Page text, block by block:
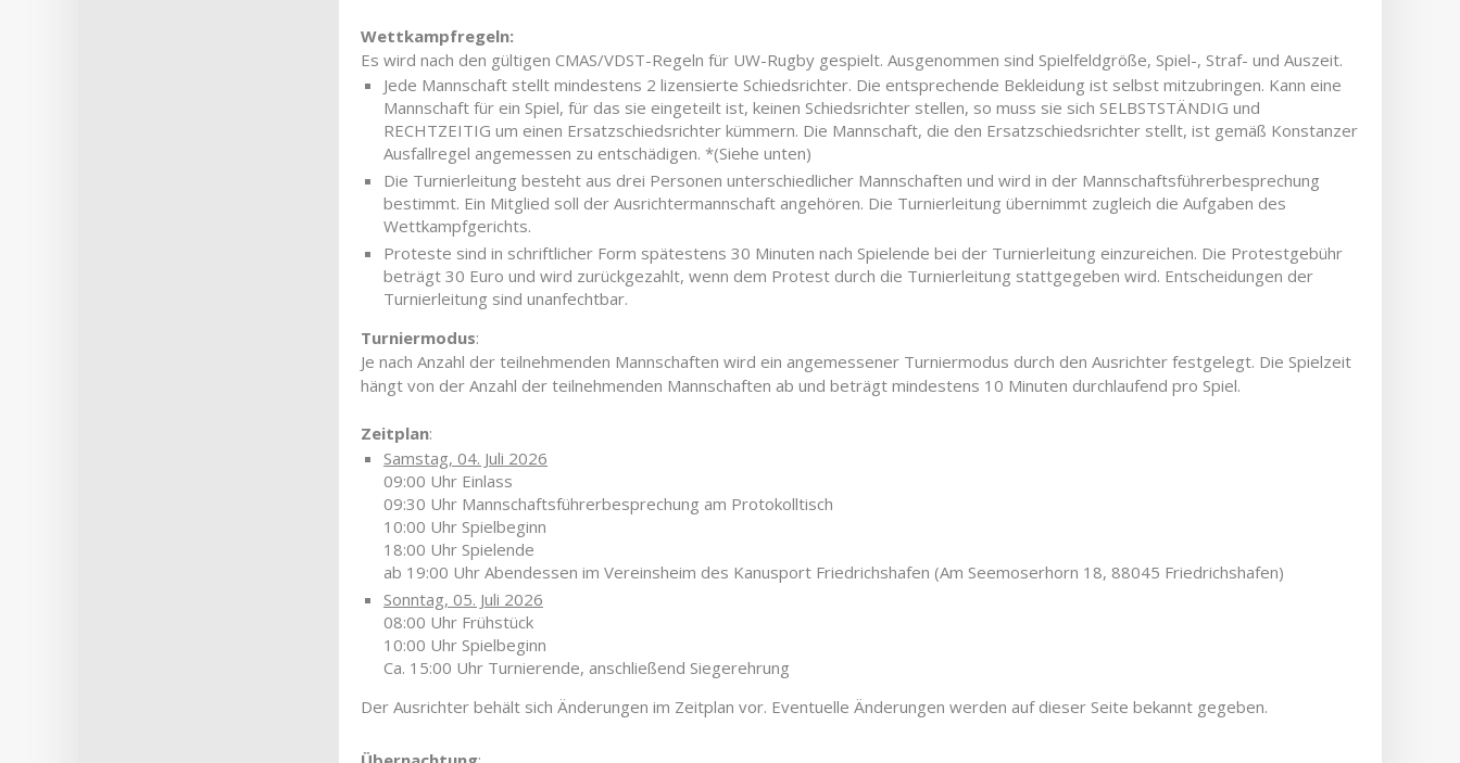
Wettkampfregeln:
Es wird nach den gültigen CMAS/VDST-Regeln für UW-Rugby gespielt. Ausgenommen sind Spielfeldgröße, Spiel-, Straf- und Auszeit.
Jede Mannschaft stellt mindestens 2 lizensierte Schiedsrichter. Die entsprechende Bekleidung ist selbst mitzubringen. Kann eine
Mannschaft für ein Spiel, für das sie eingeteilt ist, keinen Schiedsrichter stellen, so muss sie sich SELBSTSTÄNDIG und
RECHTZEITIG um einen Ersatzschiedsrichter kümmern. Die Mannschaft, die den Ersatzschiedsrichter stellt, ist gemäß Konstanzer
Ausfallregel angemessen zu entschädigen. *(Siehe unten)
Die Turnierleitung besteht aus drei Personen unterschiedlicher Mannschaften und wird in der Mannschaftsführerbesprechung
bestimmt. Ein Mitglied soll der Ausrichtermannschaft angehören. Die Turnierleitung übernimmt zugleich die Aufgaben des
Wettkampfgerichts.
Proteste sind in schriftlicher Form spätestens 30 Minuten nach Spielende bei der Turnierleitung einzureichen. Die Protestgebühr
beträgt 30 Euro und wird zurückgezahlt, wenn dem Protest durch die Turnierleitung stattgegeben wird. Entscheidungen der
Turnierleitung sind unanfechtbar.
Turniermodus:
Je nach Anzahl der teilnehmenden Mannschaften wird ein angemessener Turniermodus durch den Ausrichter festgelegt. Die Spielzeit
hängt von der Anzahl der teilnehmenden Mannschaften ab und beträgt mindestens 10 Minuten durchlaufend pro Spiel.
Zeitplan:
Samstag, 04. Juli 2026
09:00 Uhr Einlass
09:30 Uhr Mannschaftsführerbesprechung am Protokolltisch
10:00 Uhr Spielbeginn
18:00 Uhr Spielende
ab 19:00 Uhr Abendessen im Vereinsheim des Kanusport Friedrichshafen (Am Seemoserhorn 18, 88045 Friedrichshafen)
Sonntag, 05. Juli 2026
08:00 Uhr Frühstück
10:00 Uhr Spielbeginn
Ca. 15:00 Uhr Turnierende, anschließend Siegerehrung
Der Ausrichter behält sich Änderungen im Zeitplan vor. Eventuelle Änderungen werden auf dieser Seite bekannt gegeben.